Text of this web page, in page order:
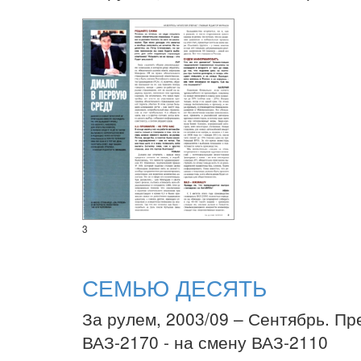
3
СЕМЬЮ ДЕСЯТЬ
За рулем, 2003/09 – Сентябрь.
ВАЗ-2170 - на смену ВАЗ-2110